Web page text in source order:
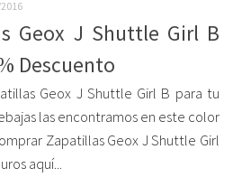
Geox J Shuttle Girl B
Descuento
Geox J Shuttle Girl B para tu
las encontramos en este color
Zapatillas Geox J Shuttle Girl
aquí...